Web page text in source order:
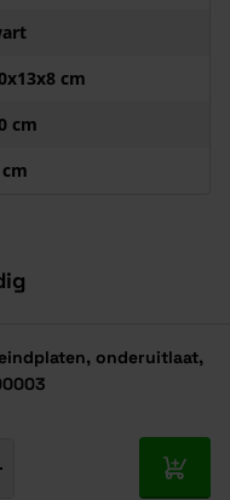
cm
cm
onderuitlaat,
In